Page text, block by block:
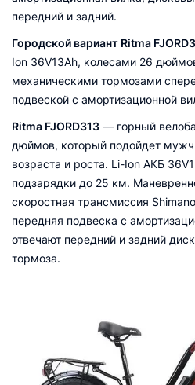
передний и задний.
Городской вариант Ritma
Ion 36V13Ah, колесами 26
механическими тормозами
подвеской с амортизационной
Ritma FJORD313 — горный
дюймов, который подойдет
возраста и роста. Li-Ion АКБ
подзарядки до 25 км.
скоростная трансмиссия
передняя подвеска с
отвечают передний и задний
тормоза.